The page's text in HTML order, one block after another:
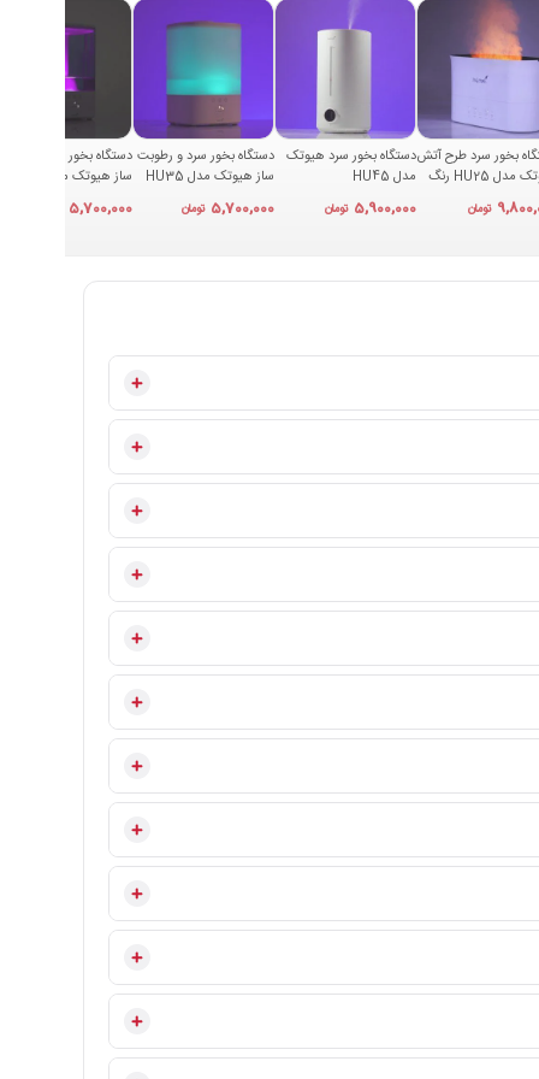
ناشی از نصب نادرست مخزن را کمتر می‌کند.
آن روی سطح نامناسب می‌تواند در هر دستگاه بخوری مشکل
بخور سرد طرح آتش
هیوتک مدل HU25 رنگ
تومان
دستگاه بخور سرد هیوتک
مدل HU45
5,900,000 تومان
دستگاه بخور سرد و رطوبت
ساز هیوتک مدل HU35
5,700,000 تومان
دستگاه بخور سرد و
ساز هیوتک مدل HU36
5,700,000